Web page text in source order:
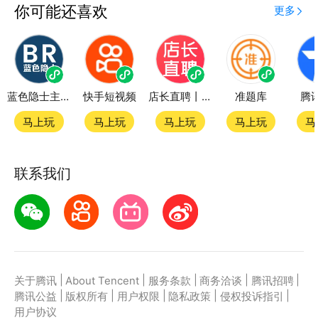
你可能还喜欢 更多
蓝色隐士主题站
马上玩
快手短视频
马上玩
店长直聘丨求职招聘找工作
马上玩
准题库
马上玩
腾
联系我们
关于腾讯 About Tencent 服务条款 商务洽谈 腾讯招聘
腾讯公益
版权所有 用户权限 隐私政策 侵权投诉指引
用户协议